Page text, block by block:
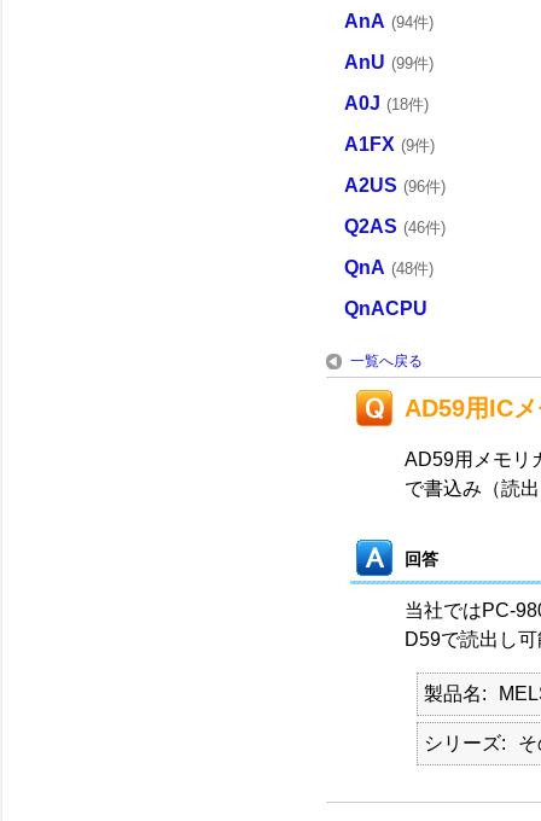
AnA (94件)
AnU (99件)
A0J (18件)
A1FX (9件)
A2US (96件)
Q2AS (46件)
QnA (48件)
QnACPU
一覧へ戻る
AD59用IC
AD59用メモリ
で書込み（読
回答
当社ではPC-
D59で読出し
製品名
シリーズ